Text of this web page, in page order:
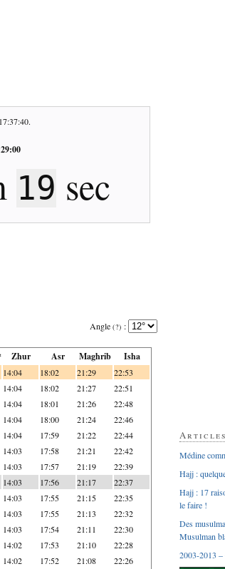
17:37:41.
18 sec
Angle (?) :
Zhur Asr Maghrib Isha
14:04 18:02 21:29 22:53
14:04 18:02 21:27 22:51
14:04 18:01 21:26 22:48
14:04 18:00 21:24 22:46
14:04 17:59 21:22 22:44
14:03 17:58 21:21 22:42
14:03 17:57 21:19 22:39
14:03 17:56 21:17 22:37
14:03 17:55 21:15 22:35
14:03 17:55 21:13 22:32
14:03 17:54 21:11 22:30
14:02 17:53 21:10 22:28
14:02 17:52 21:08 22:26
Médine
Hajj :
Hajj : 17
le faire !
Des
Musulman
2003-2013 –